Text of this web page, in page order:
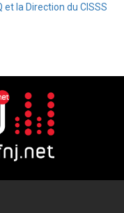
la Direction du CISSS